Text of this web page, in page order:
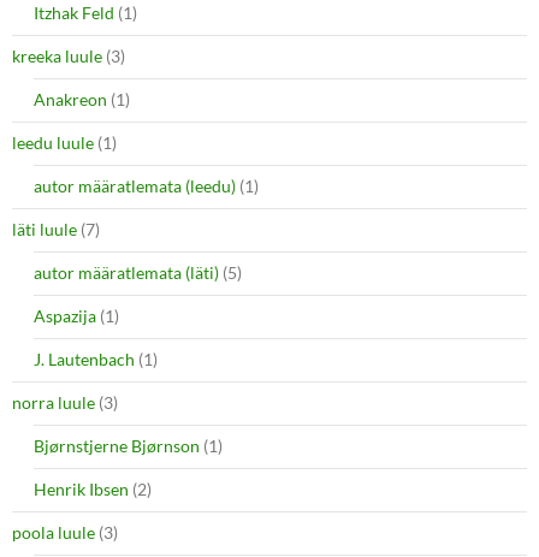
Itzhak Feld (1)
kreeka luule (3)
Anakreon (1)
leedu luule (1)
autor määratlemata (leedu) (1)
läti luule (7)
autor määratlemata (läti) (5)
Aspazija (1)
J. Lautenbach (1)
norra luule (3)
Bjørnstjerne Bjørnson (1)
Henrik Ibsen (2)
poola luule (3)